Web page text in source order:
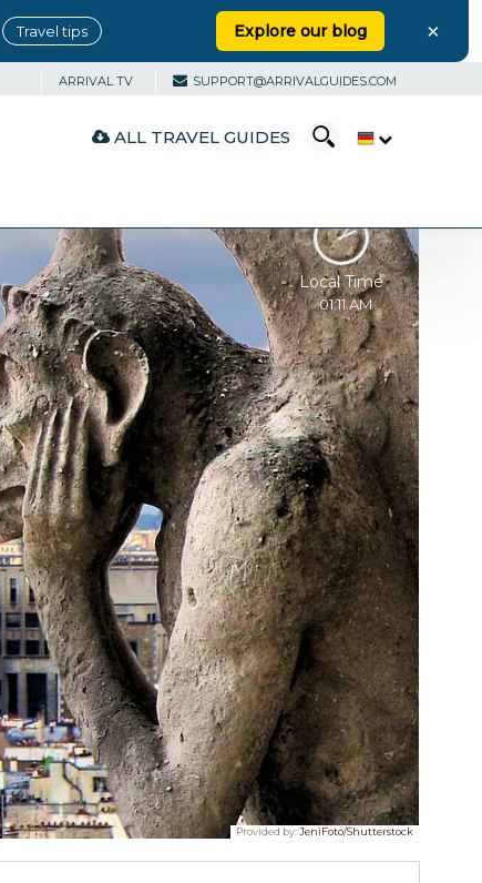
Travel tips Explore our blog ×
ARRIVAL TV SUPPORT@ARRIVALGUIDES.COM
ALL TRAVEL GUIDES
Local Time
01:11 AM
Provided by:JeniFoto/Shutterstock